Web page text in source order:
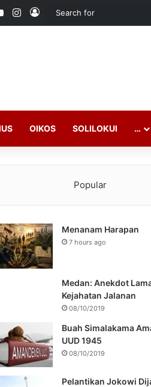
YouTubeInstagram
Log In
OIKOS SOLILOKUI …
Popular
Menanam Harapan
7 hours ago
Medan: Anekdot
Kejahatan Jalanan
08/10/2019
Buah Simalakama
UUD 1945
08/10/2019
Pelantikan Jokowi